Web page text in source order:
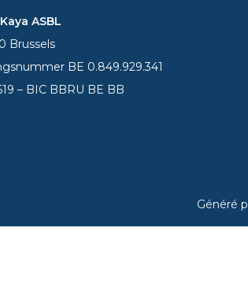
ASBL
Brussels
BE 0.849.929.341
– BIC BBRU BE BB
Généré